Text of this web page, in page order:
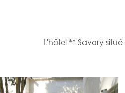
L'hôtel ** Savary